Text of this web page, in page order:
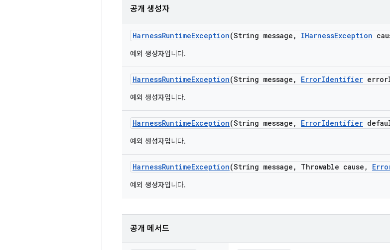
공개 생성자
HarnessRuntimeException(String message , IHarnessException
예외 생성자입니다.
HarnessRuntimeException(String message , ErrorIdentifier error
예외 생성자입니다.
HarnessRuntimeException(String message , ErrorIdentifier
예외 생성자입니다.
HarnessRuntimeException(String message , Throwable cause ,
예외 생성자입니다.
공개 메서드